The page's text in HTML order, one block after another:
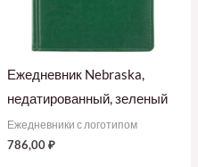
Ежедневник Nebraska,
недатированный, зеленый
Ежедневники с логотипом
786,00₽